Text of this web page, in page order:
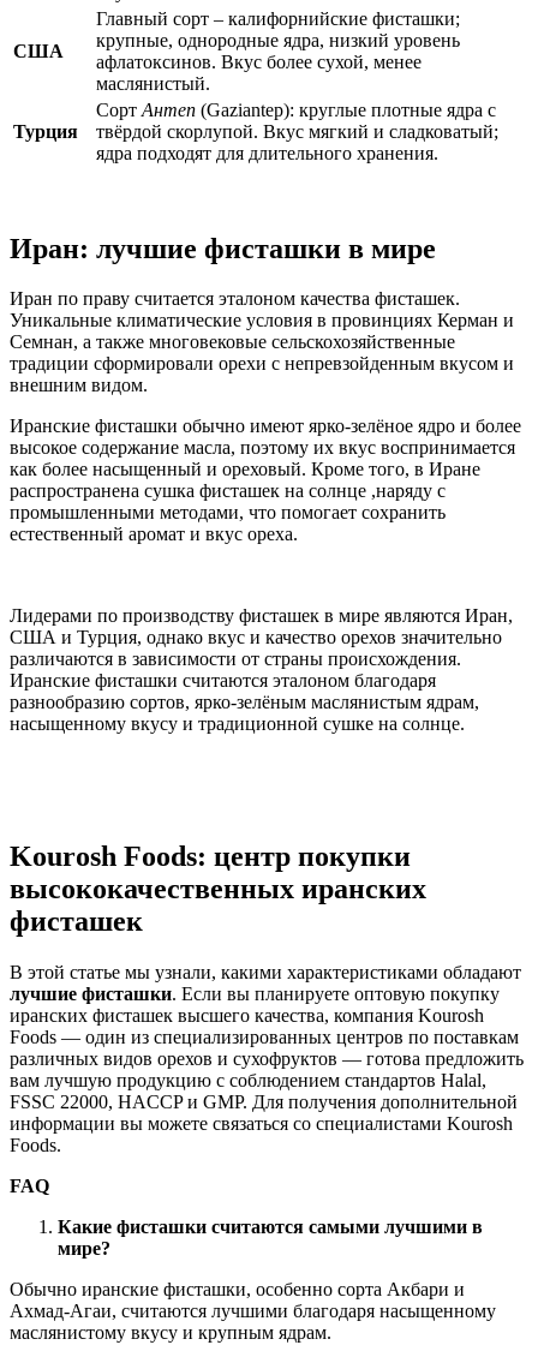
США
Главный сорт – калифорнийские фисташки;
крупные, однородные ядра, низкий уровень
афлатоксинов. Вкус более сухой, менее
маслянистый.
Турция
Сорт Антеп (Gaziantep): круглые плотные ядра с
твёрдой скорлупой. Вкус мягкий и сладковатый;
ядра подходят для длительного хранения.
Иран: лучшие фисташки в мире
Иран по праву считается эталоном качества фисташек.
Уникальные климатические условия в провинциях Керман и
Семнан, а также многовековые сельскохозяйственные
традиции сформировали орехи с непревзойденным вкусом и
внешним видом.
Иранские фисташки обычно имеют ярко‑зелёное ядро и более
высокое содержание масла, поэтому их вкус воспринимается
как более насыщенный и ореховый. Кроме того, в Иране
распространена сушка фисташек на солнце ,наряду с
промышленными методами, что помогает сохранить
естественный аромат и вкус ореха.
Лидерами по производству фисташек в мире являются Иран,
США и Турция, однако вкус и качество орехов значительно
различаются в зависимости от страны происхождения.
Иранские фисташки считаются эталоном благодаря
разнообразию сортов, ярко-зелёным маслянистым ядрам,
насыщенному вкусу и традиционной сушке на солнце.
Kourosh Foods: центр покупки
высококачественных иранских
фисташек
В этой статье мы узнали, какими характеристиками обладают
лучшие фисташки. Если вы планируете оптовую покупку
иранских фисташек высшего качества, компания Kourosh
Foods — один из специализированных центров по поставкам
различных видов орехов и сухофруктов — готова предложить
вам лучшую продукцию с соблюдением стандартов Halal,
FSSC 22000, HACCP и GMP. Для получения дополнительной
информации вы можете связаться со специалистами Kourosh
Foods.
FAQ
Какие фисташки считаются самыми лучшими в
мире?
Обычно иранские фисташки, особенно сорта Акбари и
Ахмад-Агаи, считаются лучшими благодаря насыщенному
маслянистому вкусу и крупным ядрам.